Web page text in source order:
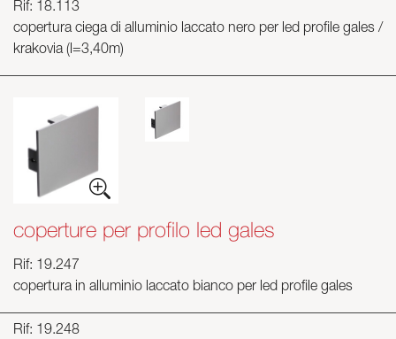
Rif: 18.113
copertura ciega di alluminio laccato nero per led profile gales /
krakovia (l=3,40m)
coperture per profilo led gales
Rif: 19.247
copertura in alluminio laccato bianco per led profile gales
Rif: 19.248